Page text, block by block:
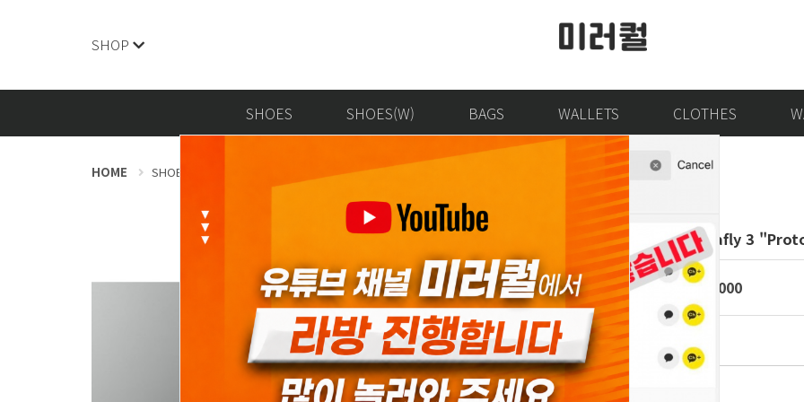
SHOP
SHOES SHOES(W) BAGS WALLETS CLOTHES
HOME SHOES
NIKE Alphafly 3
krw 148,000
Size